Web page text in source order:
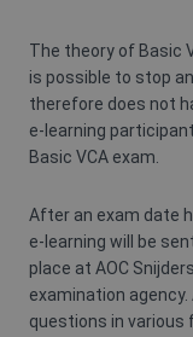
The theory of Basic
is possible to stop
therefore does not
e-learning
Basic VCA exam.
After an exam date
e-learning will be
place at AOC
examination
questions in various